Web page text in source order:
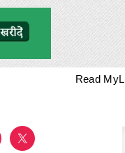
Read